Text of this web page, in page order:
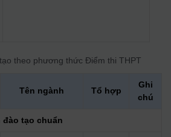
theo phương thức Điểm thi THPT
Tên ngành Tổ hợp
Ghi
chú
tạo chuẩn